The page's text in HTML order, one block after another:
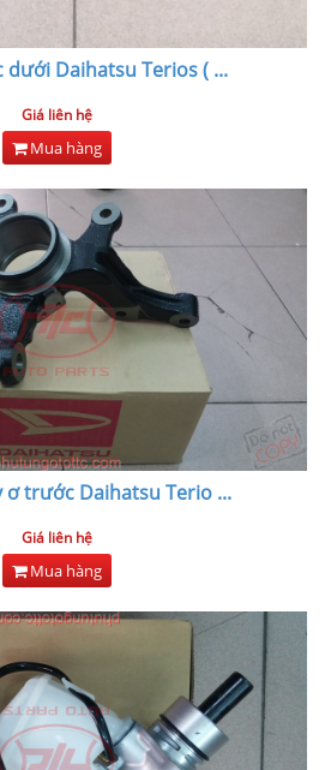
dưới Daihatsu Terios (...
Giá liên hệ
Mua hàng
ơ trước Daihatsu Terio...
Giá liên hệ
Mua hàng